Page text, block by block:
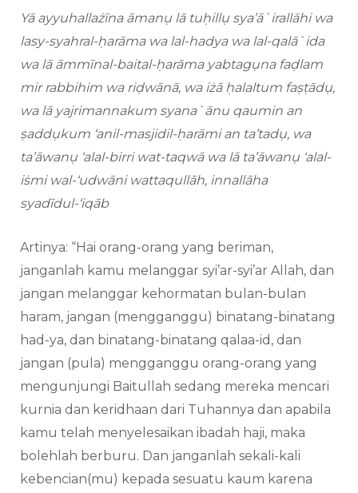
Yā ayyuhallażīna āmanụ lā tuḥillụ sya’ā`irallāhi wa
lasy-syahral-ḥarāma wa lal-hadya wa lal-qalā`ida
wa lā āmmīnal-baital-ḥarāma yabtagụna faḍlam
mir rabbihim wa riḍwānā, wa iżā ḥalaltum faṣṭādụ,
wa lā yajrimannakum syana`ānu qaumin an
ṣaddụkum ‘anil-masjidil-ḥarāmi an ta’tadụ, wa
ta’āwanụ ‘alal-birri wat-taqwā wa lā ta’āwanụ ‘alal-
iṡmi wal-‘udwāni wattaqullāh, innallāha
syadīdul-‘iqāb
Artinya: “Hai orang-orang yang beriman,
janganlah kamu melanggar syi’ar-syi’ar Allah, dan
jangan melanggar kehormatan bulan-bulan
haram, jangan (mengganggu) binatang-binatang
had-ya, dan binatang-binatang qalaa-id, dan
jangan (pula) mengganggu orang-orang yang
mengunjungi Baitullah sedang mereka mencari
kurnia dan keridhaan dari Tuhannya dan apabila
kamu telah menyelesaikan ibadah haji, maka
bolehlah berburu. Dan janganlah sekali-kali
kebencian(mu) kepada sesuatu kaum karena